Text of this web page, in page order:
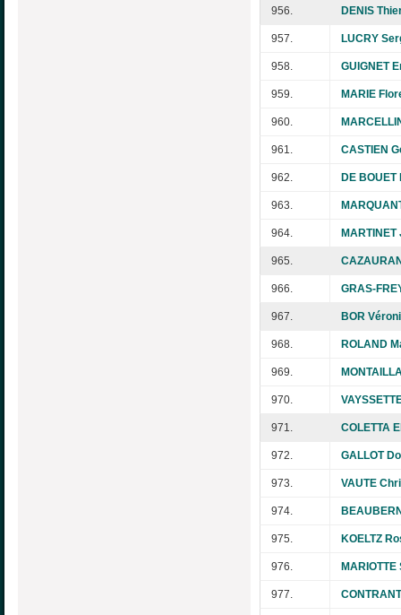
956. DENIS
957. LUCRY
958. GUIGNET
959. MARIE
960.
961. CASTIEN
962. DE
963.
964.
965.
966. GRAS-
967. BOR
968. ROLAND
969.
970.
971. COLETTA
972. GALLOT
973. VAUTE
974.
975. KOELTZ
976.
977.